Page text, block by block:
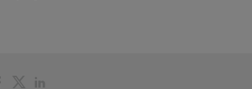
PartagerPartager